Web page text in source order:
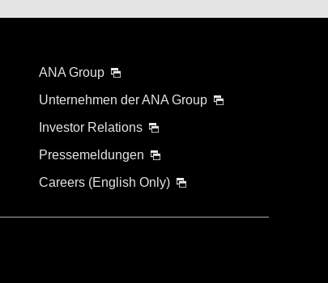
ANA Group
Unternehmen der ANA Group
Investor Relations
Pressemeldungen
Careers (English Only)